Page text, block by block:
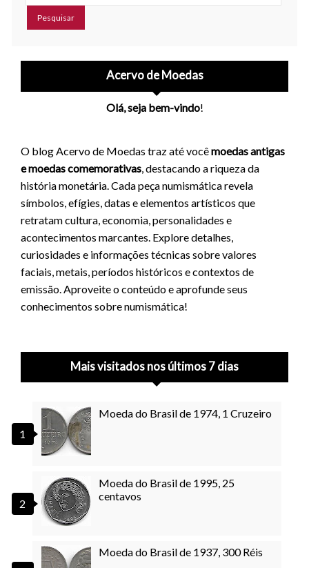
Acervo de Moedas
Olá, seja bem-vindo!
O blog Acervo de Moedas traz até vocêmoedas antigas
e moedas comemorativas , destacando a riqueza da
história monetária. Cada peça numismática revela
símbolos, efígies, datas e elementos artísticos que
retratam cultura, economia, personalidades e
acontecimentos marcantes. Explore detalhes,
curiosidades e informações técnicas sobre valores
faciais, metais, períodos históricos e contextos de
emissão. Aproveite o conteúdo e aprofunde seus
conhecimentos sobre numismática!
Mais visitados nos últimos 7 dias
Moeda do Brasil de 1974, 1 Cruzeiro
Moeda do Brasil de 1995, 25
centavos
Moeda do Brasil de 1937, 300 Réis